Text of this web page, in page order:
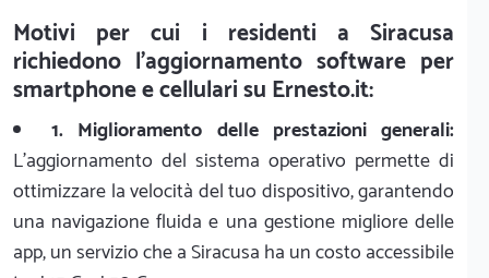
Motivi per cui i residenti a Siracusa
richiedono l'aggiornamento software per
smartphone e cellulari su Ernesto.it:
1. Miglioramento delle prestazioni generali:
L'aggiornamento del sistema operativo permette di
ottimizzare la velocità del tuo dispositivo, garantendo
una navigazione fluida e una gestione migliore delle
app, un servizio che a Siracusa ha un costo accessibile